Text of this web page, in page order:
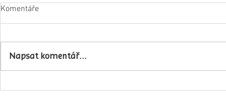
Komentáře
Napsat komentář...